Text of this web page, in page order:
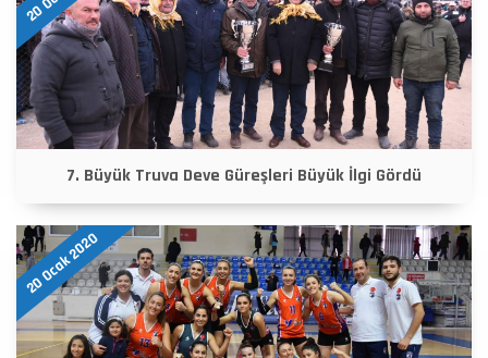
7. Büyük Truva Deve Güreşleri Büyük İlgi Gördü
20 Ocak 2020